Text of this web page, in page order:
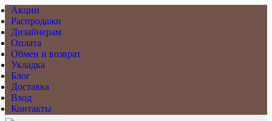
Акции
Распродажи
Дизайнерам
Оплата
Обмен и возврат
Укладка
Блог
Доставка
Вход
Контакты